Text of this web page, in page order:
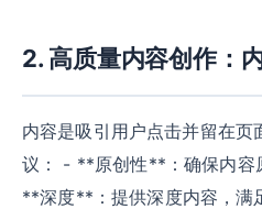
2. 高质量内容创作：
内容是吸引用户点击并留在页
议： - **原创性**：确保内容
**深度**：提供深度内容，满